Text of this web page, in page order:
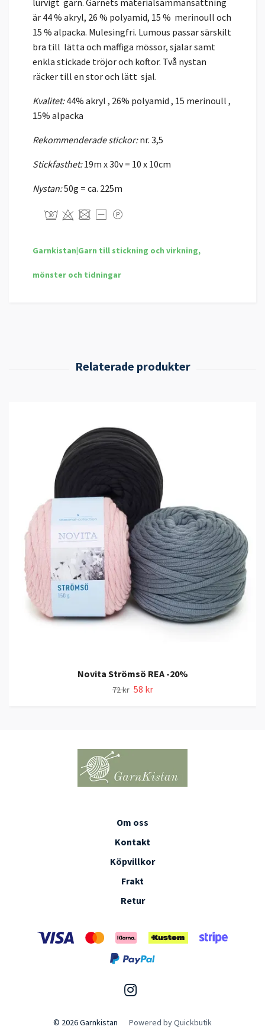
är 44 % akryl, 26 % polyamid, 15 % merinoull och
15 % alpacka. Mulesingfri. Lumous passar särskilt
bra till lätta och maffiga mössor, sjalar samt
enkla stickade tröjor och koftor. Två nystan
räcker till en stor och lätt sjal.
Kvalitet:44% akryl , 26% polyamid , 15 merinoull ,
15% alpacka
Rekommenderade stickor:nr. 3,5
Stickfasthet:19m x 30v = 10 x 10cm
Nystan:50g = ca. 225m
Garnkistan|Garn till stickning och virkning,
mönster och tidningar
Novita Strömsö REA -20%
72 kr 58 kr
Om oss
Kontakt
Köpvillkor
Frakt
Retur
© 2026 Garnkistan Powered by Quickbutik